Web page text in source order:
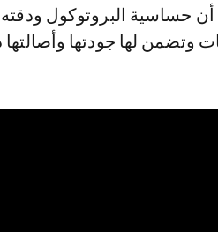
أن حساسية البروتوكول
وتضمن لها جودتها